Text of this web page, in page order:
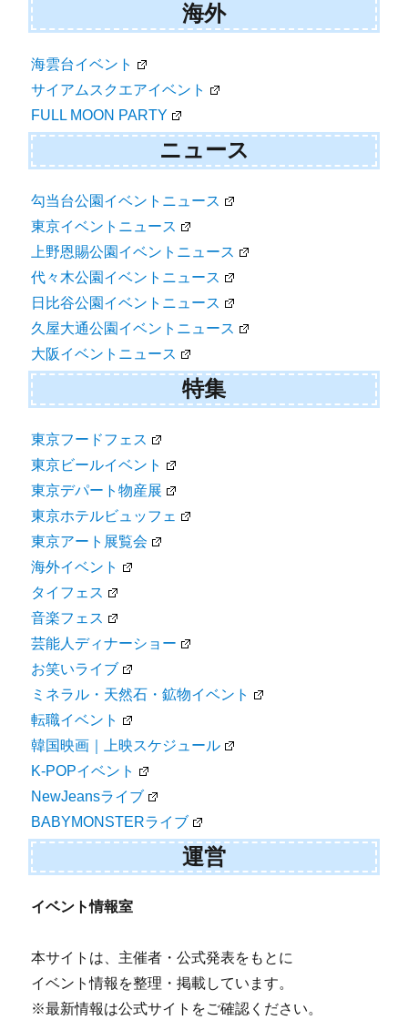
海外
海雲台イベント
サイアムスクエアイベント
FULL MOON PARTY
ニュース
勾当台公園イベントニュース
東京イベントニュース
上野恩賜公園イベントニュース
代々木公園イベントニュース
日比谷公園イベントニュース
久屋大通公園イベントニュース
大阪イベントニュース
特集
東京フードフェス
東京ビールイベント
東京デパート物産展
東京ホテルビュッフェ
東京アート展覧会
海外イベント
タイフェス
音楽フェス
芸能人ディナーショー
お笑いライブ
ミネラル・天然石・鉱物イベント
転職イベント
韓国映画｜上映スケジュール
K-POPイベント
NewJeansライブ
BABYMONSTERライブ
運営
イベント情報室
本サイトは、主催者・公式発表をもとに
イベント情報を整理・掲載しています。
※最新情報は公式サイトをご確認ください。